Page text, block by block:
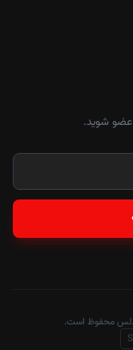
عضو شوید.